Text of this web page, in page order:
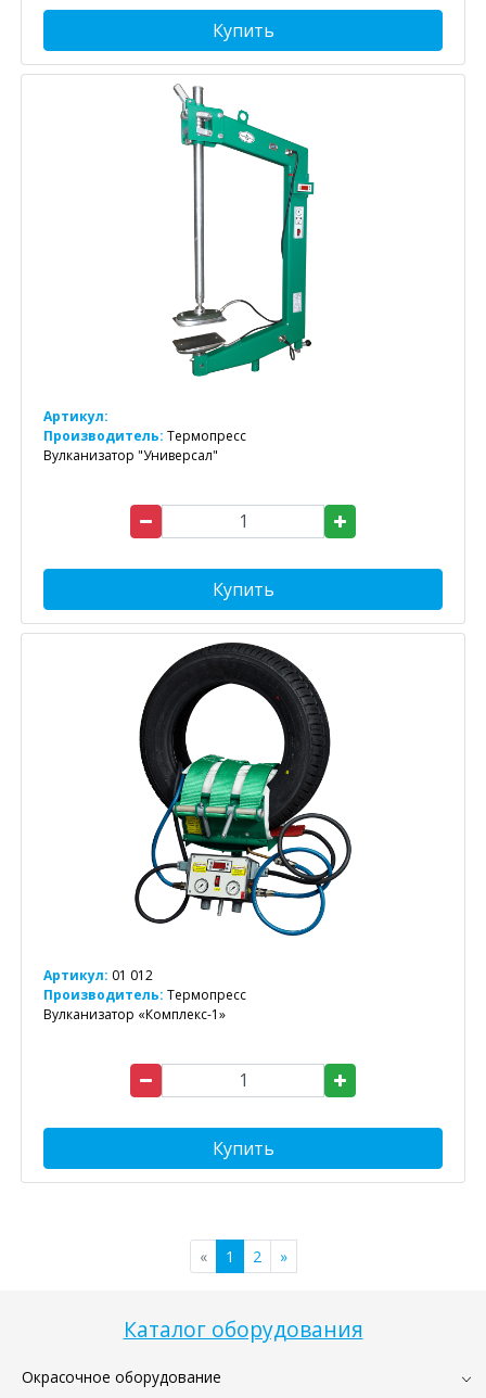
Каталог оборудования
Окрасочное оборудование
Купить
Артикул:
Производитель: Термопресс
Вулканизатор "Универсал"
Купить
Артикул: 01 012
Производитель: Термопресс
Вулканизатор «Комплекс-1»
Купить
« 1 2 »